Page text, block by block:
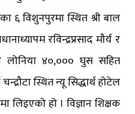
६ विशुनपुरमा स्थित श्री बाल
रविन्द्रप्रसाद मौर्य र
लोनिया ४०,००० घुस सहित
स्थित न्यू सिद्धार्थ होटेल
लिइएको हो । विज्ञान शिक्षक